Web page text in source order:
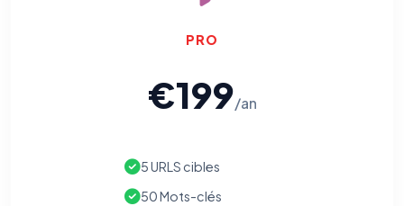
PRO
€199/an
5 URLS cibles
50 Mots-clés